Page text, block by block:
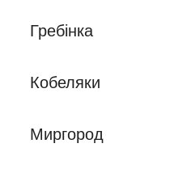
Гребінка
Кобеляки
Миргород